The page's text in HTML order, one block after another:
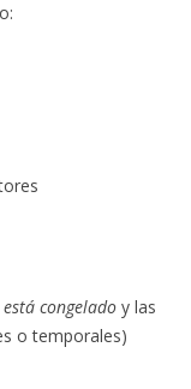
congelado y las
o temporales)